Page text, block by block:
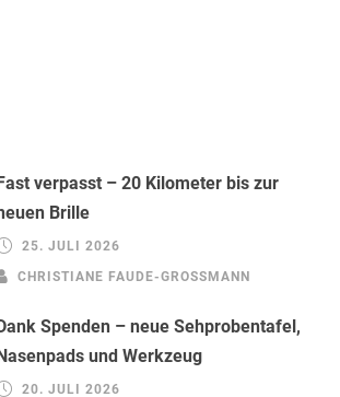
Fast verpasst – 20 Kilometer bis zur
Brille
25. JULI 2026
CHRISTIANE FAUDE-GROSSMANN
Dank Spenden – neue Sehprobentafel,
Nasenpads und Werkzeug
20. JULI 2026